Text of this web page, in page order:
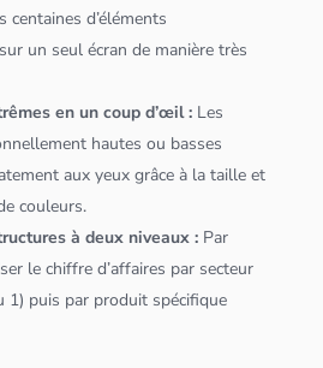
centaines d’éléments
un seul écran de manière très
en un coup d’œil : Les
hautes ou basses
aux yeux grâce à la taille et
couleurs.
à deux niveaux : Par
le chiffre d’affaires par secteur
1) puis par produit spécifique